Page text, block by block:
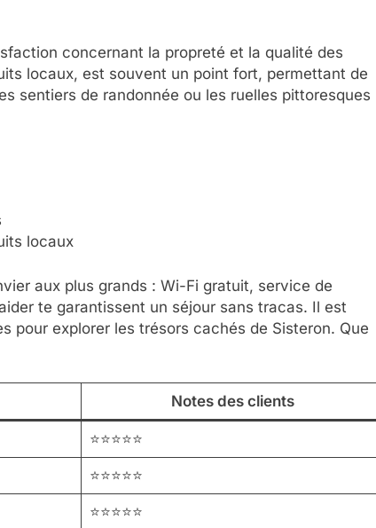
concernant la propreté et la qualité des
locaux, est souvent un point fort, permettant de
sentiers de randonnée ou les ruelles pittoresques
locaux
aux plus grands : Wi-Fi gratuit, service de
te garantissent un séjour sans tracas. Il est
pour explorer les trésors cachés de Sisteron. Que
Notes des clients
⭐⭐⭐⭐⭐
⭐⭐⭐⭐⭐
⭐⭐⭐⭐⭐